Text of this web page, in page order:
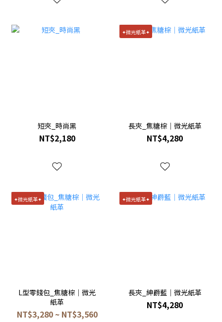
短夾_時尚黑
NT$2,180
✦微光紙革✦
長夾_焦糖棕｜微光紙革
NT$4,280
✦微光紙革✦
L型零錢包_焦糖棕｜微光
紙革
NT$3,280 ~ NT$3,560
✦微光紙革✦
長夾_紳爵藍｜微光紙革
NT$4,280